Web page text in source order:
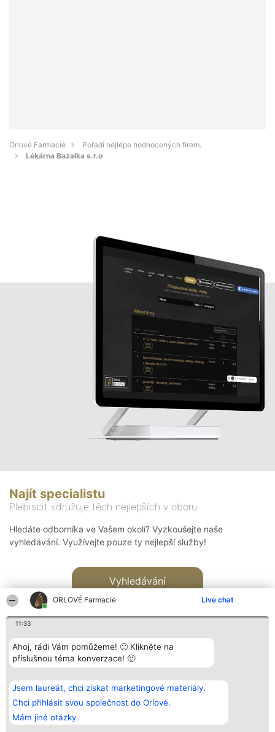
ORLOVÉ Farmacie Live chat
11:33
Ahoj, rádi Vám pomůžeme! 🙂 Klikněte na
příslušnou téma konverzace! 🙂
Jsem laureát, chci získat marketingové materiály.
Chci přihlásit svou společnost do Orlové.
Mám jiné otázky.
Orlové Farmacie
Pořadí nejlépe hodnocených firem.
Lékárna Bazalka s.r.o
Najít specialistu
Plebiscit sdružuje těch nejlepších v oboru
Hledáte odborníka ve Vašem okolí? Vyzkoušejte naše
vyhledávání. Využívejte pouze ty nejlepší služby!
Vyhledávání
Bright Side Solutions sp. z o.
o. sp. k.
ul. Ruska 22
Wrocław 50-079
KRS 0000749100 | Regon
381313360 | NIP 8943132676
Vítězové
Seznam všech
laureátů
Zásady
Zásady
Kontakt